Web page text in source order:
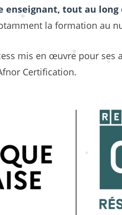
tout au long
la formation au
mis en œuvre pour ses
Certification.